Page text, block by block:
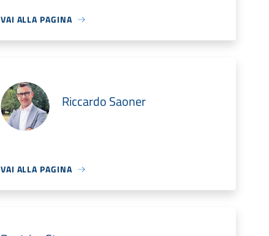
VAI ALLA PAGINA
Riccardo Saoner
VAI ALLA PAGINA